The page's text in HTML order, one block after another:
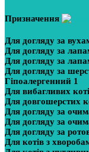
Призначення
Для догляду за
Для догляду за
Для догляду за
Для догляду за
Гіпоалергенний 1
Для вибагливих
Для довгошерстих
Для догляду за
Для догляду за
Для догляду за
Для котів з